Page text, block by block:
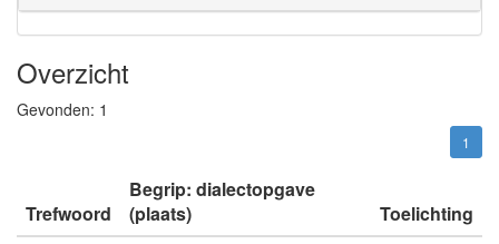
Overzicht
Gevonden: 1
1
Trefwoord
Begrip: dialectopgave
(plaats)
Toelichting